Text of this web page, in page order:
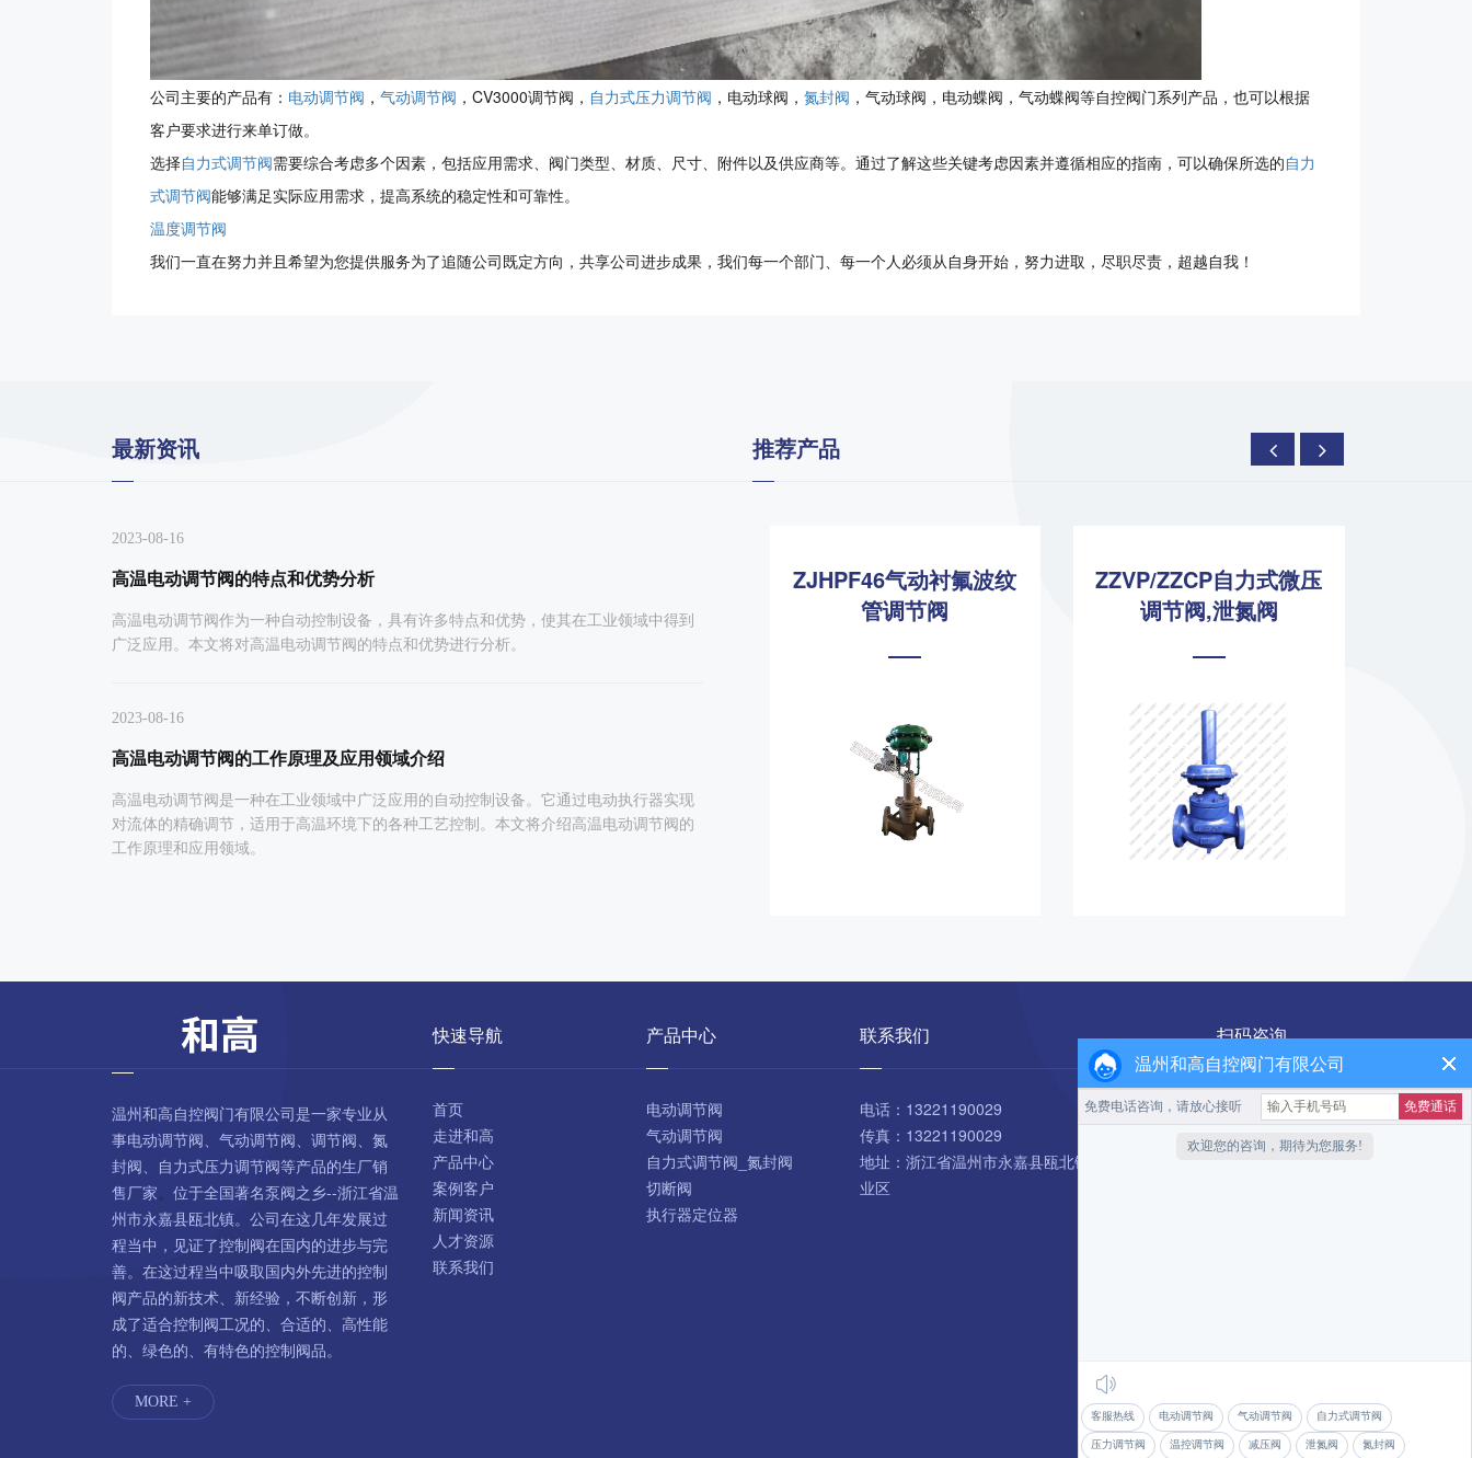
公司主要的产品有： 电动调节阀 ， 气动调节阀 ，CV3000调节阀， 自力式压力调节阀 ，电动球阀， 氮封阀 ，气动球阀，电动蝶阀，气动蝶阀等自控阀门系列产品，也可以根据
客户要求进行来单订做。
选择自力式调节阀需要综合考虑多个因素，包括应用需求、阀门类型、材质、尺寸、附件以及供应商等。通过了解这些关键考虑因素并遵循相应的指南，可以确保所选的自力
式调节阀能够满足实际应用需求，提高系统的稳定性和可靠性。
温度调节阀
我们一直在努力并且希望为您提供服务为了追随公司既定方向，共享公司进步成果，我们每一个部门、每一个人必须从自身开始，努力进取，尽职尽责，超越自我！
最新资讯
2023-08-16
高温电动调节阀的特点和优势分析
高温电动调节阀作为一种自动控制设备，具有许多特点和优势，使其在工业领域中得到
广泛应用。本文将对高温电动调节阀的特点和优势进行分析。
2023-08-16
高温电动调节阀的工作原理及应用领域介绍
高温电动调节阀是一种在工业领域中广泛应用的自动控制设备。它通过电动执行器实现
对流体的精确调节，适用于高温环境下的各种工艺控制。本文将介绍高温电动调节阀的
工作原理和应用领域。
推荐产品
ZJHQ,ZJHX气动薄膜
三通调节阀
高温调节阀
ZJHPF46气动衬氟波纹
管调节阀
ZZVP/ZZCP自力式微压
调节阀,泄氮阀
温州和高自控阀门有限公司是一家专业从
事电动调节阀、气动调节阀、调节阀、氮
封阀、自力式压力调节阀等产品的生厂销
售厂家。 位于全国著名泵阀之乡--浙江省温
州市永嘉县瓯北镇。公司在这几年发展过
程当中，见证了控制阀在国内的进步与完
善。在这过程当中吸取国内外先进的控制
阀产品的新技术、新经验，不断创新，形
成了适合控制阀工况的、合适的、高性能
的、绿色的、有特色的控制阀品。
MORE +
快速导航
首页
走进和高
产品中心
案例客户
新闻资讯
人才资源
联系我们
产品中心
电动调节阀
气动调节阀
自力式调节阀_氮封阀
切断阀
执行器定位器
联系我们
电话： 13221190029
传真： 13221190029
地址： 浙江省温州市永嘉县瓯北镇安丰工
业区
扫码咨询
温州和高自控阀门有限公司